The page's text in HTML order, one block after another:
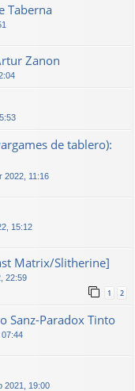
Taberna
Zanon
de tablero):
2022, 11:16
15:12
Matrix/Slitherine]
22:59
1 2
Sanz-Paradox Tinto
07:44
2021, 19:00